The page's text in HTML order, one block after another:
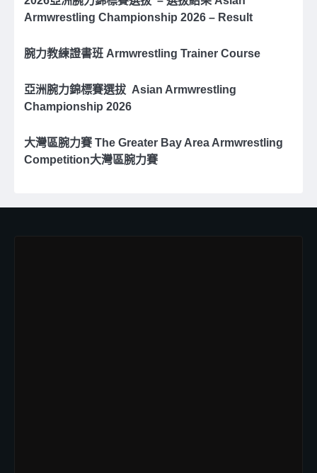
Armwrestling Championship 2026 – Result
腕力教練證書班 Armwrestling Trainer Course
亞洲腕⼒錦標賽選拔 Asian Armwrestling
Championship 2026
大灣區腕力賽 The Greater Bay Area Armwrestling
Competition大灣區腕力賽